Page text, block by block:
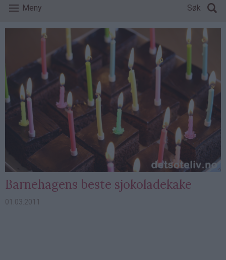
Meny Søk
Barnehagens beste sjokoladekake
01.03.2011